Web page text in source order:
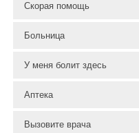
Скорая помощь
Больница
У меня болит здесь
Аптека
Вызовите врача